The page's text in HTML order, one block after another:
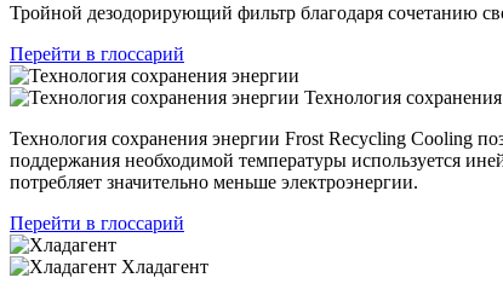
Тройной дезодорирующий фильтр благодаря сочетанию
Перейти в глоссарий
Технология
Технология сохранения энергии Frost Recycling Cooling
поддержания необходимой температуры используется
потребляет значительно меньше электроэнергии.
Перейти в глоссарий
Хладагент